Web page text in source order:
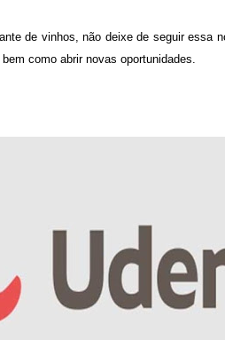
de vinhos, não deixe de seguir essa
como abrir novas oportunidades.